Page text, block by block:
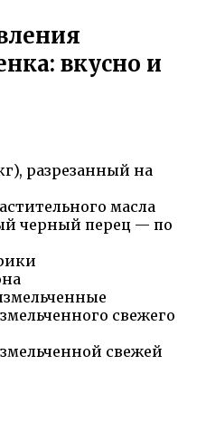
вкусно и
разрезанный на
масла
черный перец — по
свежего
свежей